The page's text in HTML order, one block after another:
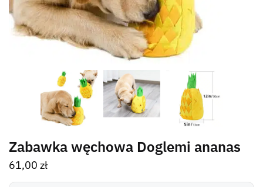
Zabawka węchowa Doglemi ananas
61,00 zł